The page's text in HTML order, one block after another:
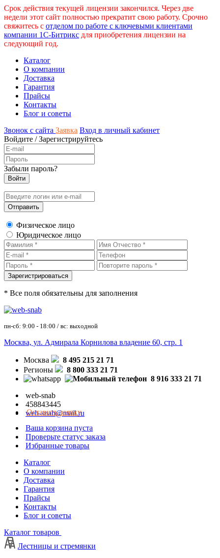
Срок действия текущей лицензии закончился. Через две
недели этот сайт полностью прекратит свою работу. Срочно
свяжитесь с отделом по работе с ключевыми клиентами
компании 1С-Битрикс для приобретения лицензии на
следующий год.
Каталог
О компании
Доставка
Гарантия
Прайсы
Контакты
Блог и советы
Звонок с сайта Заявка Вход в личный кабинет
Войдите /Зарегистрируйтесь
Забыли пароль?
Физическое лицо
Юридическое лицо
* Все поля обязательны для заполнения
пн-сб: 9:00 - 18:00 / вс: выходной
Москва, ул. Адмирала Корнилова владение 60, стр. 1
Москва
8 495 215 21 71
Регионы
8 800 333 21 71
8 916 333 21 71
web-snab
458843445
web-snab@mail.ru
Оставить заявку
Ваша корзина пуста
Проверьте статус заказа
Избранные товары
Каталог
О компании
Доставка
Гарантия
Прайсы
Контакты
Блог и советы
Каталог товаров
Лестницы и стремянки